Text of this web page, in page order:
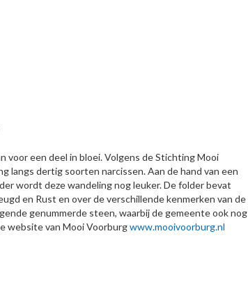
voor een deel in bloei. Volgens de Stichting Mooi
langs dertig soorten narcissen. Aan de hand van een
wordt deze wandeling nog leuker. De folder bevat
en Rust en over de verschillende kenmerken van de
genummerde steen, waarbij de gemeente ook nog
website van Mooi Voorburgwww.mooivoorburg.nl